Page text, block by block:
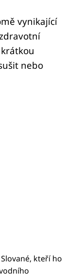
vynikající
nebo
kteří ho